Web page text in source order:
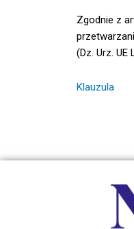
Zgodnie z
(Dz. Urz. UE
Klauzula